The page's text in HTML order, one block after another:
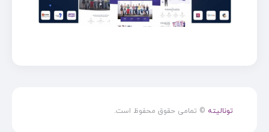
تونالیته © تمامی حقوق محفوظ است.